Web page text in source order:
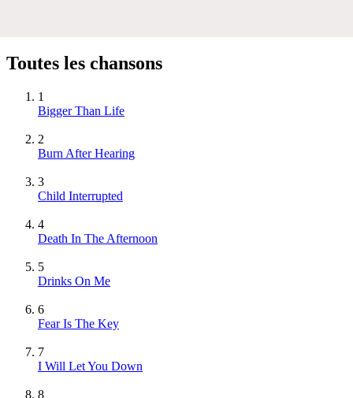
Toutes les chansons
1
Bigger Than Life
2
Burn After Hearing
3
Child Interrupted
4
Death In The Afternoon
5
Drinks On Me
6
Fear Is The Key
7
I Will Let You Down
8